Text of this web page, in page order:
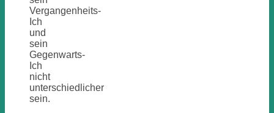
Vergangenheits-
Ich
und
sein
Gegenwarts-
Ich
nicht
unterschiedlicher
sein.